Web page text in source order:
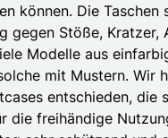
können. Die Taschen
gegen Stöße, Kratzer,
Modelle aus
mit Mustern. Wir
entschieden, die
die freihändige